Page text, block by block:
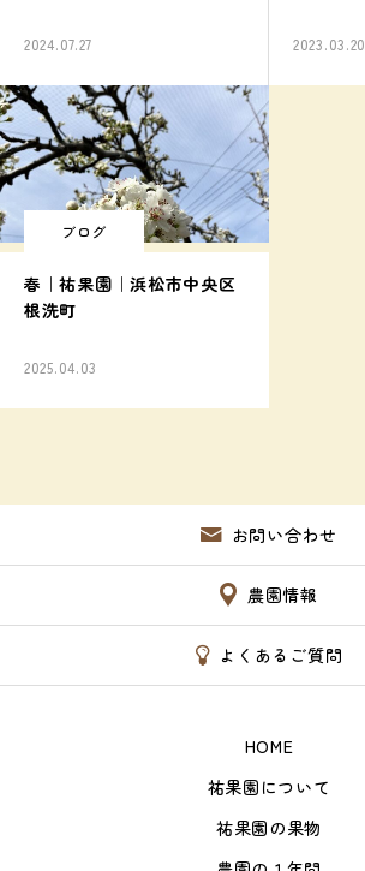
2024.07.27 2023.03.20
ブログ
春｜祐果園｜浜松市中央区
根洗町
2025.04.03
お問い合わせ
農園情報
よくあるご質問
HOME
祐果園について
祐果園の果物